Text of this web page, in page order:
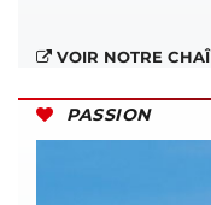
VOIR NOTRE
PASSION